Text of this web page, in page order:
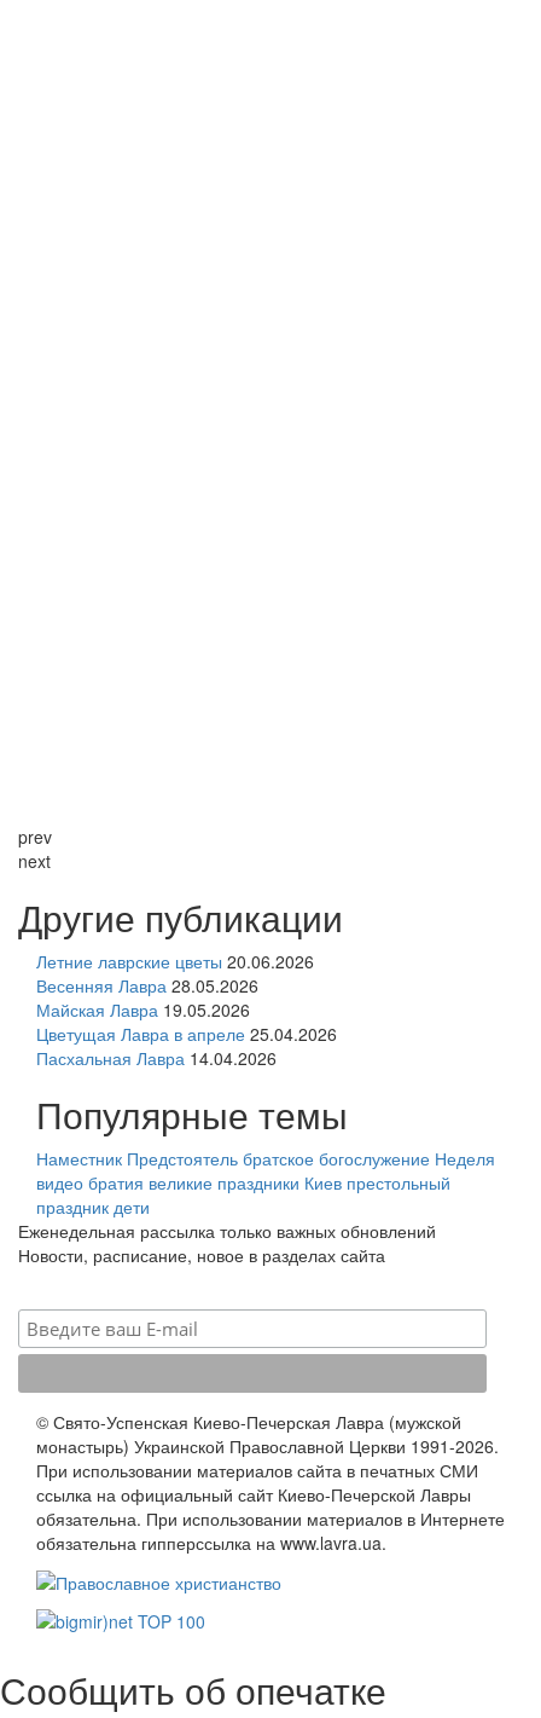
prev
next
Другие публикации
Летние лаврские цветы 20.06.2026
Весенняя Лавра 28.05.2026
Майская Лавра 19.05.2026
Цветущая Лавра в апреле 25.04.2026
Пасхальная Лавра 14.04.2026
Популярные темы
Наместник Предстоятель братское богослужение Неделя
видео братия великие праздники Киев престольный
праздник дети
Еженедельная рассылка только важных обновлений
Новости, расписание, новое в разделах сайта
© Свято-Успенская Киево-Печерская Лавра (мужской
монастырь) Украинской Православной Церкви 1991-2026.
При использовании материалов сайта в печатных СМИ
ссылка на официальный сайт Киево-Печерской Лавры
обязательна. При использовании материалов в Интернете
обязательна гипперссылка на www.lavra.ua.
Сообщить об опечатке